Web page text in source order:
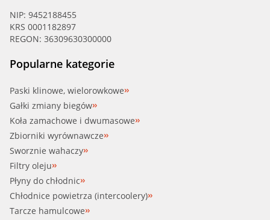
NIP: 9452188455
KRS 0001182897
REGON: 36309630300000
Popularne kategorie
Paski klinowe, wielorowkowe
Gałki zmiany biegów
Koła zamachowe i dwumasowe
Zbiorniki wyrównawcze
Sworznie wahaczy
Filtry oleju
Płyny do chłodnic
Chłodnice powietrza (intercoolery)
Tarcze hamulcowe